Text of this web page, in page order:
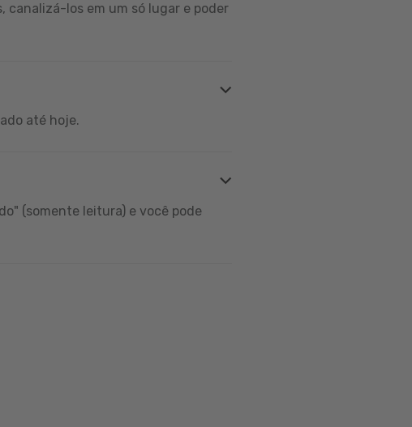
canalizá-los em um só lugar e poder
até hoje.
(somente leitura) e você pode